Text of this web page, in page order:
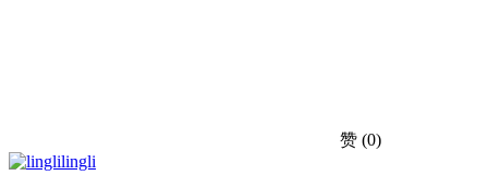
赞 (0)
lingli